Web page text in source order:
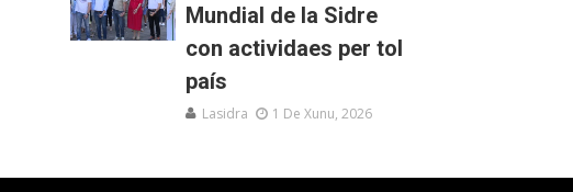
Mundial de la Sidre
con actividaes per tol
país
Lasidra 1 De Xunu, 2026